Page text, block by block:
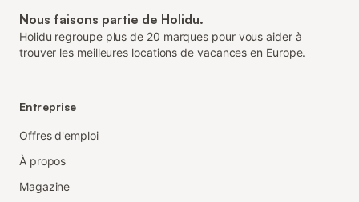
Nous faisons partie de Holidu.
Holidu regroupe plus de 20 marques pour vous aider à
trouver les meilleures locations de vacances en Europe.
Entreprise
Offres d'emploi
À propos
Magazine